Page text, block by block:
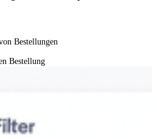
Bestellungen
Bestellung